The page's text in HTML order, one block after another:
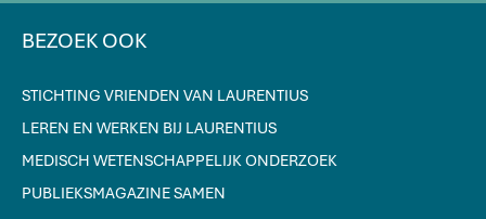
BEZOEK OOK
STICHTING VRIENDEN VAN LAURENTIUS
LEREN EN WERKEN BIJ LAURENTIUS
MEDISCH WETENSCHAPPELIJK ONDERZOEK
PUBLIEKSMAGAZINE SAMEN